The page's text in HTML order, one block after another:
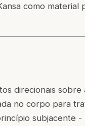
como material
direcionais
no corpo para
subjacente -